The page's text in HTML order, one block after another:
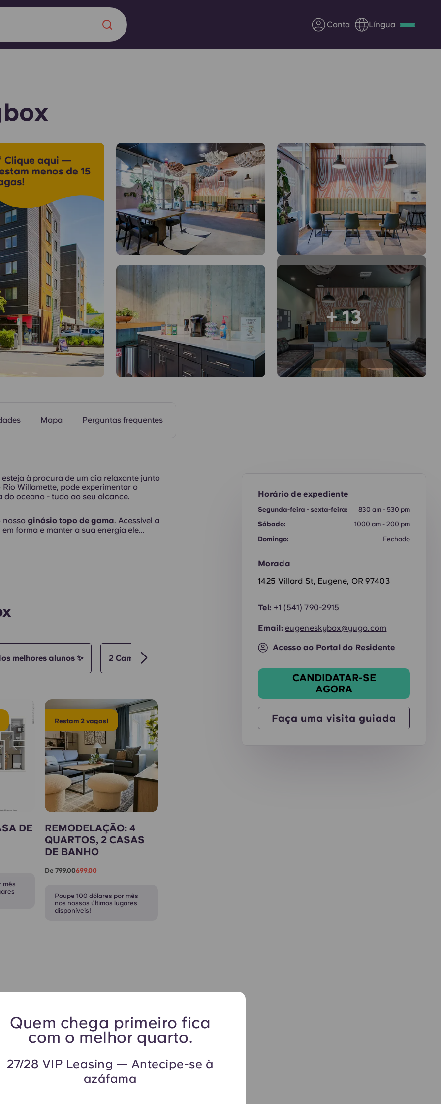
Conta Língua
a inovação, a
Sobre nós
Parceria com a Yugo
Perguntas frequentes
Informação para os pais
Blogue
Entre em contacto
connosco
Quem chega primeiro fica
com o melhor quarto.
27/28 VIP Leasing — Antecipe-se à
azáfama
Clique aqui —
menos de 15
+ 13
Sala de televisão
Mapa Perguntas frequentes
esteja à procura de um dia relaxante junto
Willamette, pode experimentar o
do oceano - tudo ao seu alcance.
nosso ginásio topo de gama. Acessível a
forma e manter a sua energia ele...
melhores alunos ✨ 2 Cama
DE
mês
Restam 2 vagas!
REMODELAÇÃO: 4
QUARTOS, 2 CASAS
DE BANHO
De799.00699.00
Poupe 100 dólares por mês
nos nossos últimos lugares
disponíveis!
Horário de expediente
Segunda-feira - sexta-feira:
830 am - 530 pm
Sábado:
1000 am - 200 pm
Domingo:
Fechado
Morada
1425 Villard St, Eugene, OR 97403
Tel: +1 (541) 790-2915
Email: eugeneskybox@yugo.com
Acesso ao Portal do Residente
CANDIDATAR-SE
AGORA
Faça uma visita guiada